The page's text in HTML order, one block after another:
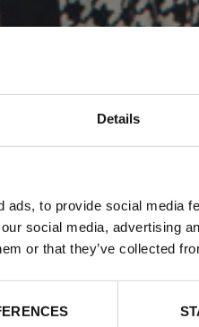
Details
ads, to provide social media
social media, advertising
or that they’ve collected
FOR
2018 av Stockholm